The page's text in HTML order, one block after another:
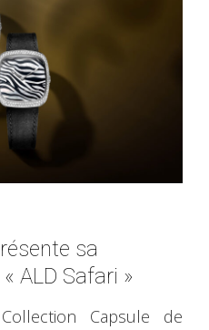
sa
ALD Safari »
Capsule de